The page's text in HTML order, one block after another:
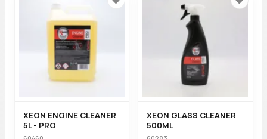
XEON ENGINE CLEANER
5L - PRO
XEON GLASS CLEANER
500ML